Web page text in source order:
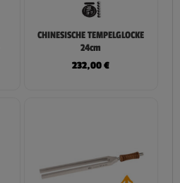
CHINESISCHE TEMPELGLOCKE
24cm
232,00€